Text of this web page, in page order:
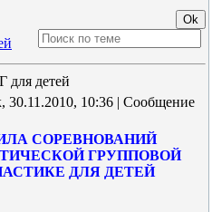
для детей
30.11.2010, 10:36 | Сообщение
СОРЕВНОВАНИЙ
ГРУППОВОЙ
ДЛЯ ДЕТЕЙ